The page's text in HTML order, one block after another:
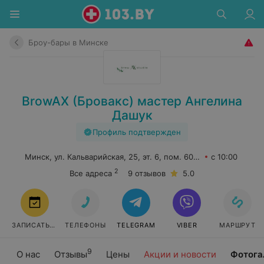
Броу-бары в Минске
BrowAX (Бровакс) мастер Ангелина
Дашук
Профиль подтвержден
О нас Отзывы9 Цены Акции и новости
Минск, ул. Кальварийская, 25, эт. 6, пом. 608В
с 10:00
Все адреса 2 9 отзывов 5.0
ЗАПИСАТЬСЯ ТЕЛЕФОНЫ TELEGRAM VIBER МАРШРУТ